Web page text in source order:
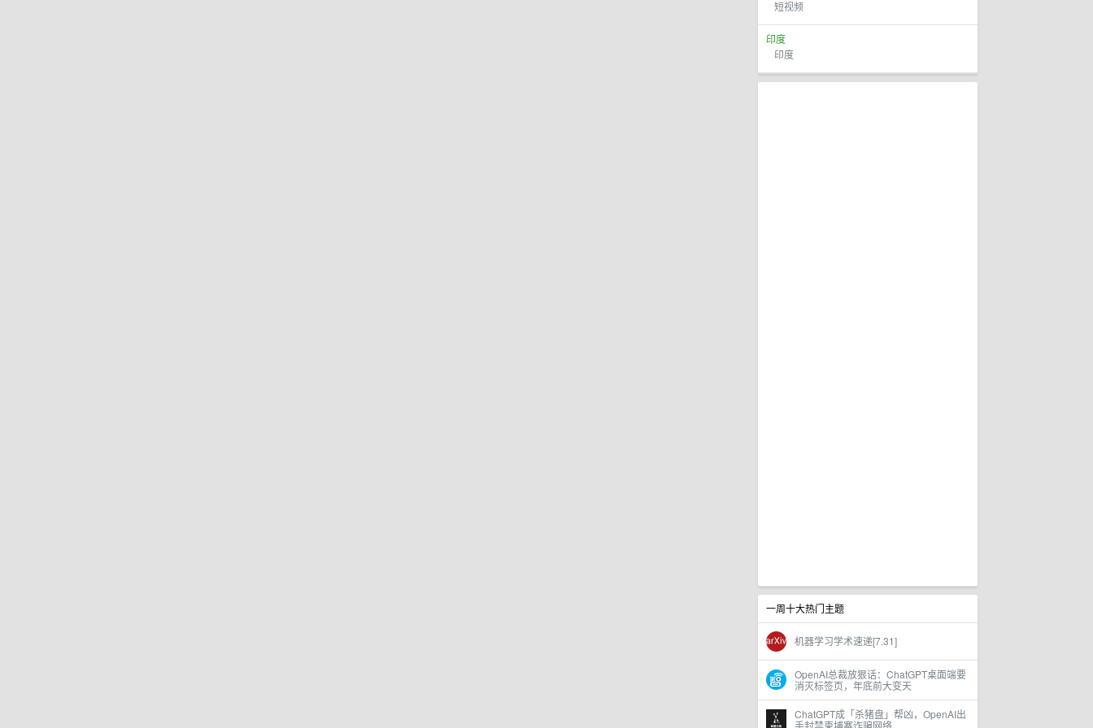
短视频
印度
印度
一周十大热门主题
机器学习学术速递[7.31]
OpenAI总裁放狠话：ChatGPT桌面端要
消灭标签页，年底前大变天
ChatGPT成「杀猪盘」帮凶，OpenAI出
手封禁柬埔寨诈骗网络